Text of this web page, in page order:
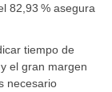
82,93 % asegura
tiempo de
el gran margen
necesario